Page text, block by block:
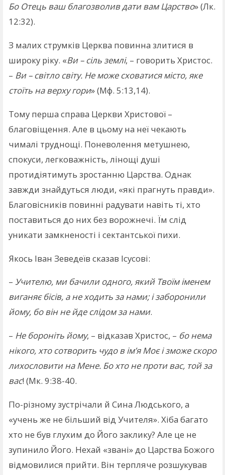
Бо Отець ваш благозволив дати вам Царство» (Лк.
12:32).
З малих струмків Церква повинна злитися в
широку ріку. «Ви – сіль землі, – говорить Христос.
– Ви – світло світу. Не може сховатися місто, яке
стоїть на верху гори» (Мф. 5:13,14).
Тому перша справа Церкви Христової –
благовіщення. Але в цьому на неї чекають
чималі труднощі. Поневолення метушнею,
спокуси, легковажність, лінощі душі
протидіятимуть зростанню Царства. Однак
завжди знайдуться люди, «які прагнуть правди».
Благовісників повинні радувати навіть ті, хто
поставиться до них без ворожнечі. Їм слід
уникати замкненості і сектантської пихи.
Якось Іван Зеведеїв сказав Ісусові:
– Учителю, ми бачили одного, який Твоїм іменем
виганяє бісів, а не ходить за нами; і заборонили
йому, бо він не йде слідом за нами.
– Не бороніть йому, – відказав Христос, – бо нема
нікого, хто сотворить чудо в ім’я Моє і зможе скоро
лихословити на Мене. Бо хто не проти вас, той за
вас! (Мк. 9:38-40.
По-різному зустрічали й Сина Людського, а
«учень же не більший від Учителя». Хіба багато
хто не був глухим до Його заклику? Але це не
зупинило Його. Нехай «звані» до Царства Божого
відмовилися прийти. Він терпляче розшукував